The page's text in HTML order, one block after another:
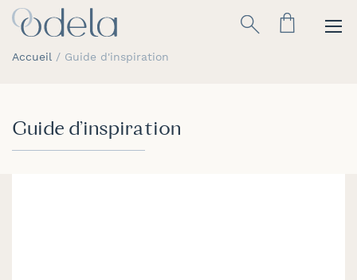
Allez
au
contenu
Rechercher
Accueil Guide d'inspiration
Guide d'inspiration